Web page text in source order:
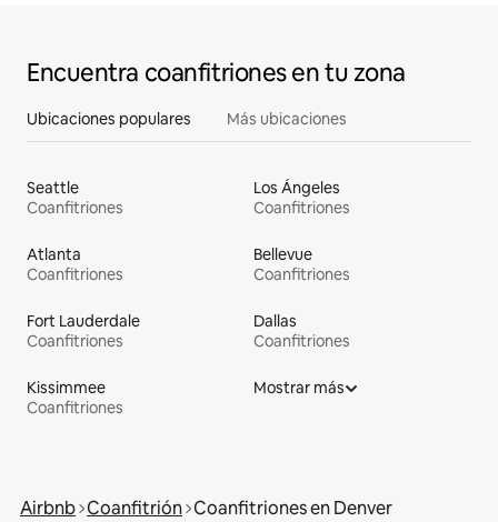
Encuentra coanfitriones en tu zona
Ubicaciones populares Más ubicaciones
Seattle
Coanfitriones
Los Ángeles
Coanfitriones
Atlanta
Coanfitriones
Bellevue
Coanfitriones
Fort Lauderdale
Coanfitriones
Dallas
Coanfitriones
Kissimmee
Coanfitriones
Mostrar más
Airbnb Coanfitrión Coanfitriones en Denver